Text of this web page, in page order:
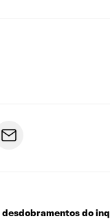
desdobramentos do